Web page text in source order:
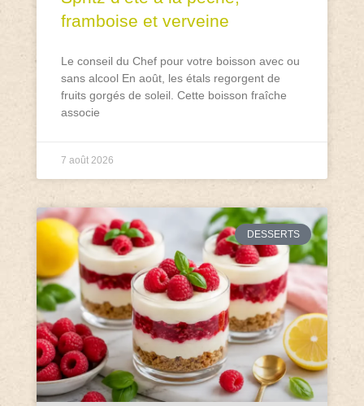
framboise et verveine
Le conseil du Chef pour votre boisson avec ou
sans alcool En août, les étals regorgent de
fruits gorgés de soleil. Cette boisson fraîche
associe
7 août 2026
DESSERTS